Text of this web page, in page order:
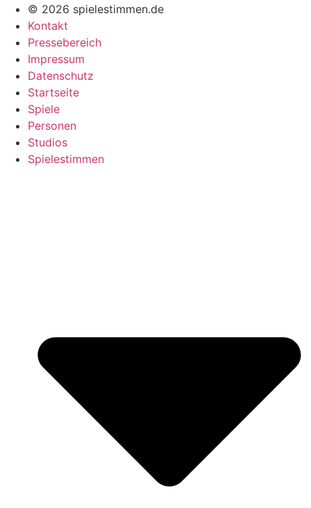
© 2026 spielestimmen.de
Kontakt
Pressebereich
Impressum
Datenschutz
Startseite
Spiele
Personen
Studios
Spielestimmen